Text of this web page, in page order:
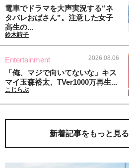
電車でドラマを大声実況する“ネ
タバレおばさん”。注意した女子
高生の...
鈴木詩子
Entertainment 2026.08.06
「俺、マジで向いてないな」キス
マイ玉森裕太、TVer1000万再生...
こじらぶ
新着記事をもっと見る